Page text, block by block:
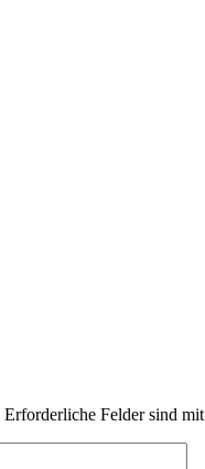
Erforderliche Felder sind mit